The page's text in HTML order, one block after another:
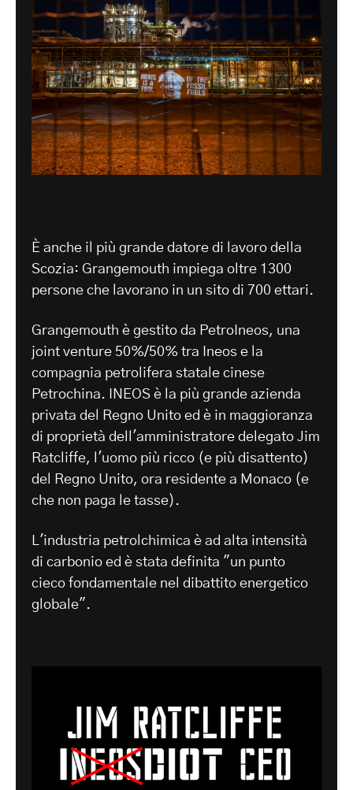
È anche il più grande datore di lavoro della
Scozia: Grangemouth impiega oltre 1300
persone che lavorano in un sito di 700 ettari.
Grangemouth è gestito da PetroIneos, una
joint venture 50%/50% tra Ineos e la
compagnia petrolifera statale cinese
Petrochina. INEOS è la più grande azienda
privata del Regno Unito ed è in maggioranza
di proprietà dell'amministratore delegato Jim
Ratcliffe, l'uomo più ricco (e più disattento)
del Regno Unito, ora residente a Monaco (e
che non paga le tasse).
L'industria petrolchimica è ad alta intensità
di carbonio ed è stata definita "un punto
cieco fondamentale nel dibattito energetico
globale".